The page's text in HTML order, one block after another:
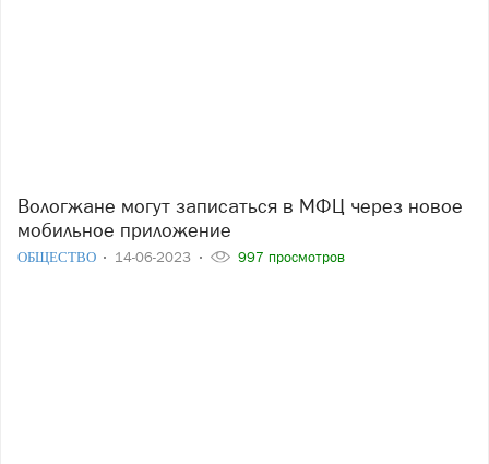
Вологжане могут записаться в МФЦ через новое
мобильное приложение
ОБЩЕСТВО 14-06-2023 997 просмотров